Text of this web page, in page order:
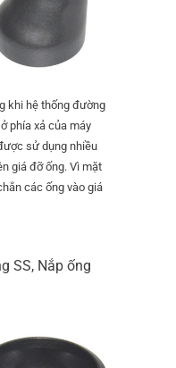
khi hệ thống đường
phía xả của máy
sử dụng nhiều
giá đỡ ống. Vì mặt
các ống vào giá
SS, Nắp ống